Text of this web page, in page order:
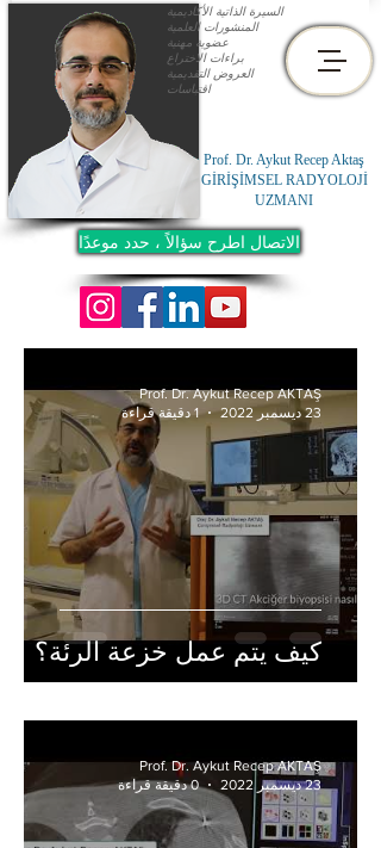
Prof. Dr. Aykut Recep Aktaş
GİRİŞİMSEL RADYOLOJİ
UZMANI
الاتصال اطرح سؤالاً ، حدد موعدًا
السيرة الذاتية الأكاديمية
المنشورات العلمية
عضوية مهنية
براءات الاختراع
العروض التقديمية
اقتباسات
كيف يتم عمل خزعة الرئة؟
Prof. Dr. Aykut Recep AKTAŞ
23 ديسمبر 2022
1 دقيقة قراءة
Prof. Dr. Aykut Recep AKTAŞ
23 ديسمبر 2022
0 دقيقة قراءة